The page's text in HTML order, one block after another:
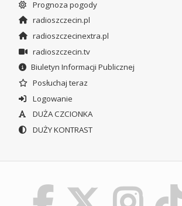
Prognoza pogody
radioszczecin.pl
radioszczecinextra.pl
radioszczecin.tv
Biuletyn Informacji Publicznej
Posłuchaj teraz
Logowanie
DUŻA CZCIONKA
DUŻY KONTRAST